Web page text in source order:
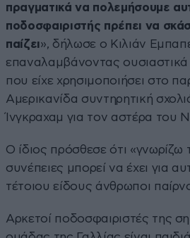
πραγματικά να πολεμήσουμε
ποδοσφαιριστής πρέπει να
παίζει», δήλωσε ο Κιλιάν
επαναλαμβάνοντας
που είχε χρησιμοποιήσει στο
Αμερικανίδα συντηρητική
Ίνγκραχαμ για τον αστέρα του
Ο ίδιος πρόσθεσε ότι «γνωρίζω
συνέπειες μπορεί να έχει για
τέτοιου είδους άνθρωποι
Αρκετοί ποδοσφαιριστές της